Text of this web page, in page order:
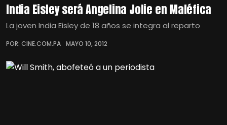
India Eisley será Angelina Jolie en Maléfica
La joven India Eisley de 18 años se integra al reparto
POR: CINE.COM.PA MAYO 10, 2012